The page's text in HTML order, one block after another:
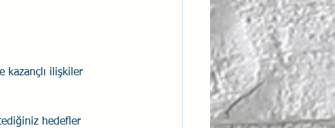
kazançlı ilişkiler
hedefler